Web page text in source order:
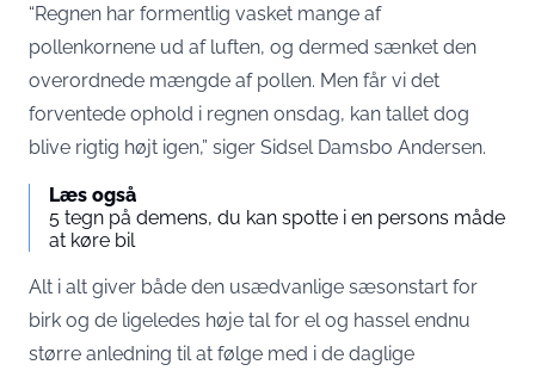
“Regnen har formentlig vasket mange af
pollenkornene ud af luften, og dermed sænket den
overordnede mængde af pollen. Men får vi det
forventede ophold i regnen onsdag, kan tallet dog
blive rigtig højt igen,” siger Sidsel Damsbo Andersen.
Læs også
5 tegn på demens, du kan spotte i en persons måde
at køre bil
Alt i alt giver både den usædvanlige sæsonstart for
birk og de ligeledes høje tal for el og hassel endnu
større anledning til at følge med i de daglige